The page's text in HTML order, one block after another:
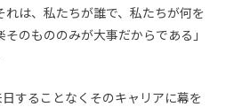
れは、私たちが誰で、私たちが何を
のもののみが大事だからである」
することなくそのキャリアに幕を